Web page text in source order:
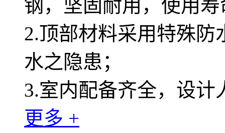
钢，坚固耐用，使用
2.顶部材料采用特殊
水之隐患；
3.室内配备齐全，设计
更多 +